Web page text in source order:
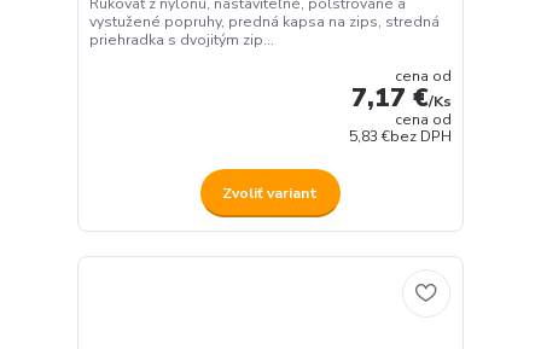
vystužené popruhy, predná kapsa na zips, stredná
priehradka s dvojitým zip...
cena od
7,17 €/Ks
cena od
5,83 €bez DPH
Zvoliť variant